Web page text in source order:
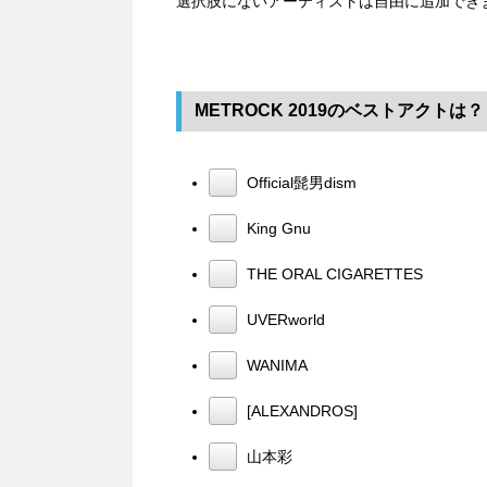
METROCK 2019のベストアクトは？
Official髭男dism
King Gnu
THE ORAL CIGARETTES
UVERworld
WANIMA
[ALEXANDROS]
山本彩